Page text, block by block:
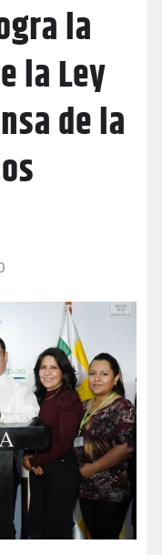
la
la Ley
de la